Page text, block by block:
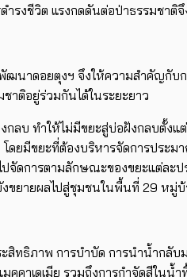
งชีวิต แรงกดดันต่อป่าธรรมชาติ
ฒนาดอยตุงฯ จึงให้ความสำคัญกั
าติอยู่ร่วมกันได้ในระยะยาว
ลบ ทำให้ไม่มีขยะสู่บ่อฝังกลบตั้งแ
ยมีขยะที่ต้องบริหารจัดการประ
จัดการตามลักษณะของขยะแต่ล
ยายผลไปสู่ชุมชนในพื้นที่ 29 หมู่
สิทธิภาพ การบำบัด การนำน้ำก
คาเดเมีย รวมถึงการกำจัดสีใน